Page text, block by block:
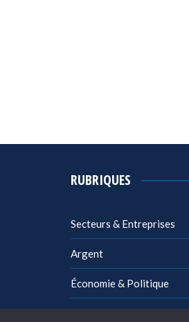
RUBRIQUES
Secteurs & Entreprises
Argent
Économie & Politique
Management